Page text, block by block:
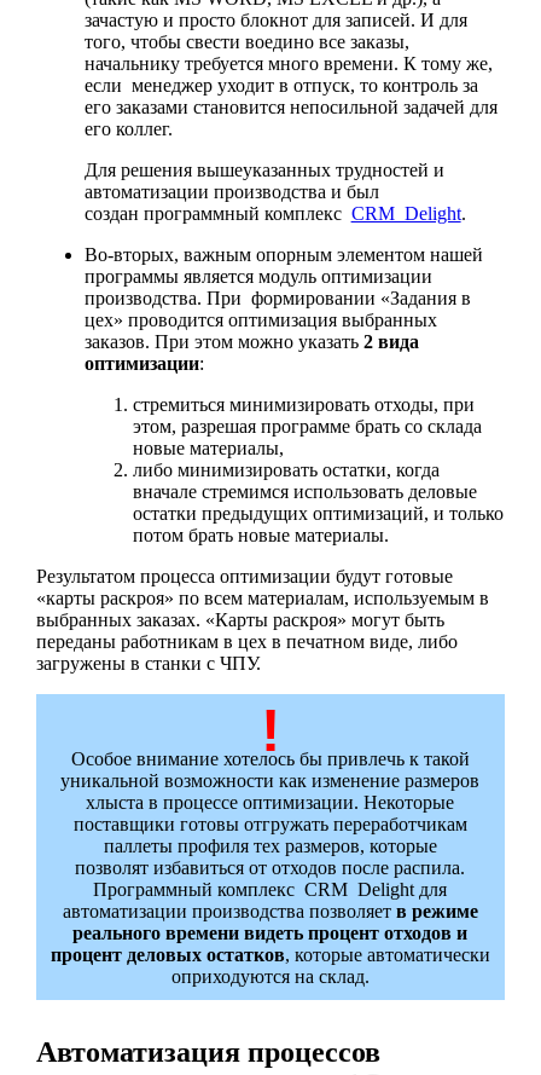
зачастую и просто блокнот для записей. И для
того, чтобы свести воедино все заказы,
начальнику требуется много времени. К тому же,
если менеджер уходит в отпуск, то контроль за
его заказами становится непосильной задачей для
его коллег.
Для решения вышеуказанных трудностей и
автоматизации производства и был
создан программный комплекс CRM Delight.
Во-вторых, важным опорным элементом нашей
программы является модуль оптимизации
производства. При формировании «Задания в
цех» проводится оптимизация выбранных
заказов. При этом можно указать 2 вида
оптимизации:
стремиться минимизировать отходы, при
этом, разрешая программе брать со склада
новые материалы,
либо минимизировать остатки, когда
вначале стремимся использовать деловые
остатки предыдущих оптимизаций, и только
потом брать новые материалы.
Результатом процесса оптимизации будут готовые
«карты раскроя» по всем материалам, используемым в
выбранных заказах. «Карты раскроя» могут быть
переданы работникам в цех в печатном виде, либо
загружены в станки с ЧПУ.
Особое внимание хотелось бы привлечь к такой
уникальной возможности как изменение размеров
хлыста в процессе оптимизации. Некоторые
поставщики готовы отгружать переработчикам
паллеты профиля тех размеров, которые
позволят избавиться от отходов после распила.
Программный комплекс CRM Delight для
автоматизации производства позволяет в режиме
реального времени видеть процент отходов и
процент деловых остатков, которые автоматически
оприходуются на склад.
Автоматизация процессов